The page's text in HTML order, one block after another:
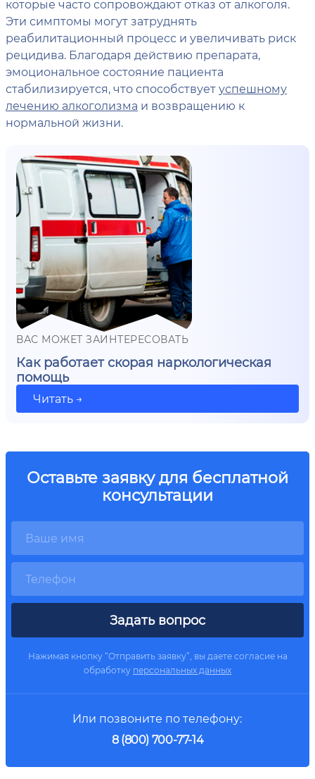
которые часто сопровождают отказ от алкоголя.
Эти симптомы могут затруднять
реабилитационный процесс и увеличивать риск
рецидива. Благодаря действию препарата,
эмоциональное состояние пациента
стабилизируется, что способствуетуспешному
лечению алкоголизма и возвращению к
нормальной жизни.
ВАС МОЖЕТ ЗАИНТЕРЕСОВАТЬ
Как работает скорая наркологическая
помощь
Читать →
Оставьте заявку для бесплатной
консультации
Задать вопрос
Нажимая кнопку “Отправить заявку”, вы даете согласие на
обработку персональных данных
Или позвоните по телефону:
8 (800) 700-77-14